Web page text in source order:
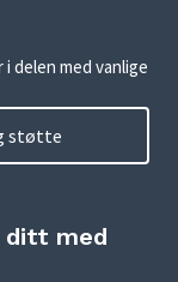
delen med vanlige
støtte
ditt med